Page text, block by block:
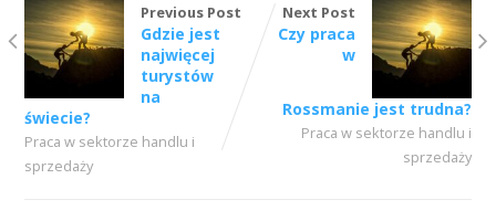
Previous Post
Gdzie jest
najwięcej
turystów
na
świecie?
Praca w sektorze handlu i
sprzedaży
Next Post
Czy praca
w
Rossmanie jest trudna?
Praca w sektorze handlu i
sprzedaży